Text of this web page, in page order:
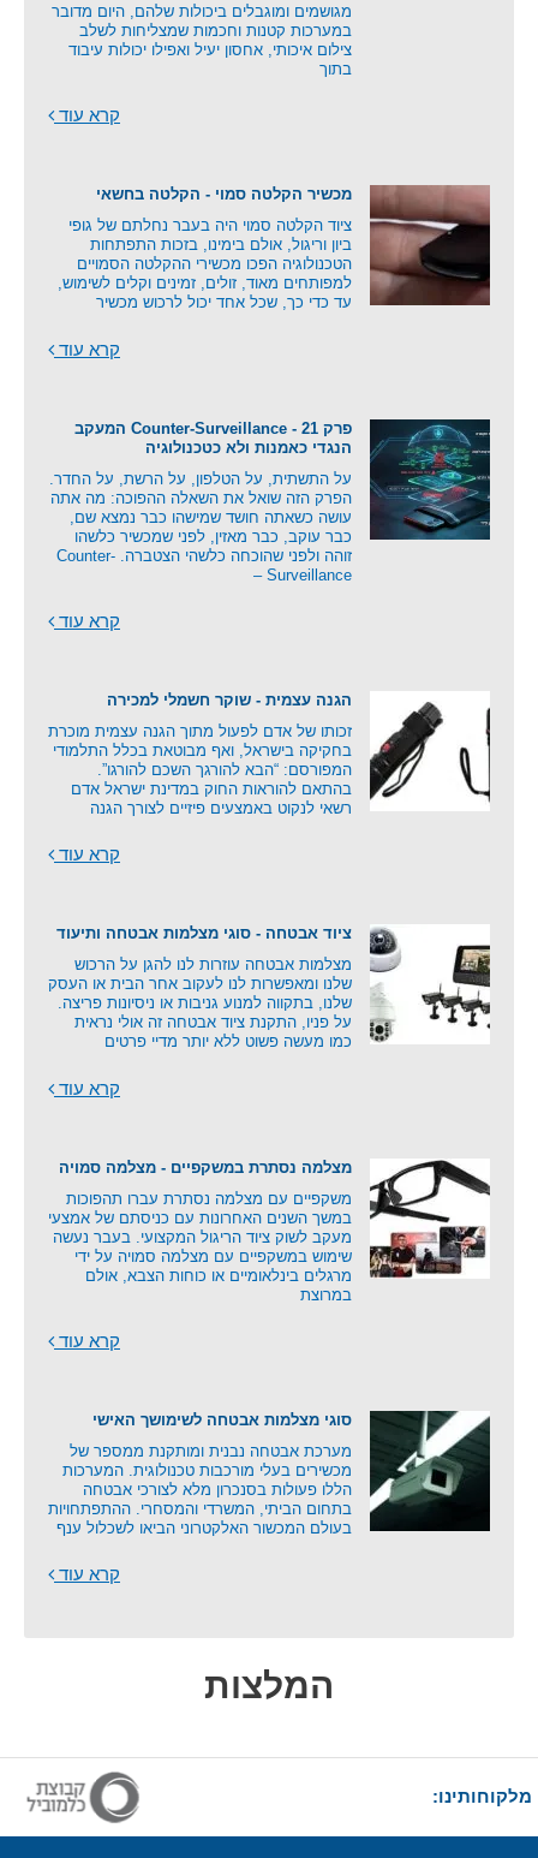
מגושמים ומוגבלים ביכולות שלהם, היום מדובר
במערכות קטנות וחכמות שמצליחות לשלב
צילום איכותי, אחסון יעיל ואפילו יכולות עיבוד
בתוך
קרא עוד
מכשיר הקלטה סמוי - הקלטה בחשאי
ציוד הקלטה סמוי היה בעבר נחלתם של גופי
ביון וריגול, אולם בימינו, בזכות התפתחות
הטכנולוגיה הפכו מכשירי ההקלטה הסמויים
למפותחים מאוד, זולים, זמינים וקלים לשימוש,
עד כדי כך, שכל אחד יכול לרכוש מכשיר
קרא עוד
פרק 21 - Counter-Surveillance המעקב
הנגדי כאמנות ולא כטכנולוגיה
על התשתית, על הטלפון, על הרשת, על החדר.
הפרק הזה שואל את השאלה ההפוכה: מה אתה
עושה כשאתה חושד שמישהו כבר נמצא שם,
כבר עוקב, כבר מאזין, לפני שמכשיר כלשהו
זוהה ולפני שהוכחה כלשהי הצטברה. Counter-
Surveillance –
קרא עוד
הגנה עצמית - שוקר חשמלי למכירה
זכותו של אדם לפעול מתוך הגנה עצמית מוכרת
בחקיקה בישראל, ואף מבוטאת בכלל התלמודי
המפורסם: “הבא להורגך השכם להורגו”.
בהתאם להוראות החוק במדינת ישראל אדם
רשאי לנקוט באמצעים פיזיים לצורך הגנה
קרא עוד
ציוד אבטחה - סוגי מצלמות אבטחה ותיעוד
מצלמות אבטחה עוזרות לנו להגן על הרכוש
שלנו ומאפשרות לנו לעקוב אחר הבית או העסק
שלנו, בתקווה למנוע גניבות או ניסיונות פריצה.
על פניו, התקנת ציוד אבטחה זה אולי נראית
כמו מעשה פשוט ללא יותר מדיי פרטים
קרא עוד
מצלמה נסתרת במשקפיים - מצלמה סמויה
משקפיים עם מצלמה נסתרת עברו תהפוכות
במשך השנים האחרונות עם כניסתם של אמצעי
מעקב לשוק ציוד הריגול המקצועי. בעבר נעשה
שימוש במשקפיים עם מצלמה סמויה על ידי
מרגלים בינלאומיים או כוחות הצבא, אולם
במרוצת
קרא עוד
סוגי מצלמות אבטחה לשימושך האישי
מערכת אבטחה נבנית ומותקנת ממספר של
מכשירים בעלי מורכבות טכנולוגית. המערכות
הללו פעולות בסנכרון מלא לצורכי אבטחה
בתחום הביתי, המשרדי והמסחרי. ההתפתחויות
בעולם המכשור האלקטרוני הביאו לשכלול ענף
קרא עוד
המלצות
מלקוחותינו: